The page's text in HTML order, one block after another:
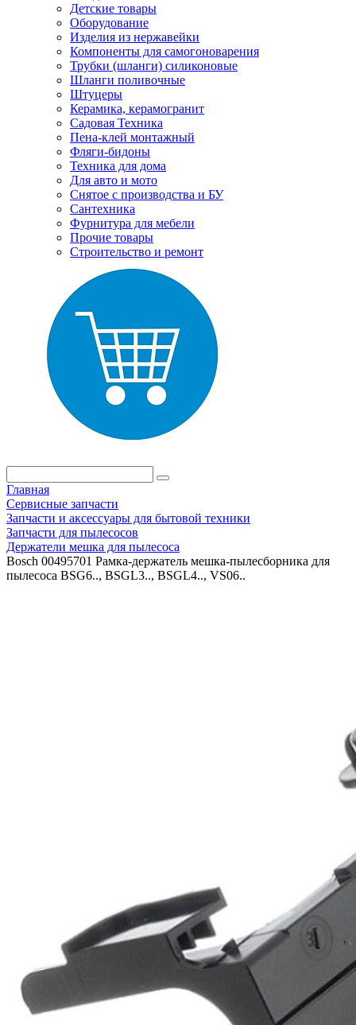
Детские товары
Оборудование
Изделия из нержавейки
Компоненты для самогоноварения
Трубки (шланги) силиконовые
Шланги поливочные
Штуцеры
Керамика, керамогранит
Садовая Техника
Пена-клей монтажный
Фляги-бидоны
Техника для дома
Для авто и мото
Снятое с производства и БУ
Сантехника
Фурнитура для мебели
Прочие товары
Строительство и ремонт
Главная
Сервисные запчасти
Запчасти и аксессуары для бытовой техники
Запчасти для пылесосов
Держатели мешка для пылесоса
Bosch 00495701 Рамка-держатель мешка-пылесборника для
пылесоса BSG6.., BSGL3.., BSGL4.., VS06..